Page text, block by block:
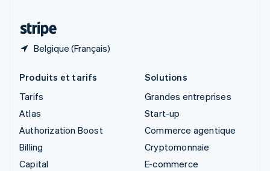
Belgique (Français)
Produits et tarifs
Tarifs
Atlas
Authorization Boost
Billing
Capital
Solutions
Grandes entreprises
Start-up
Commerce agentique
Cryptomonnaie
E-commerce